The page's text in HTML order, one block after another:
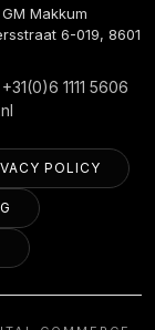
Makkum
6-019, 8601
1111 5606
POLICY